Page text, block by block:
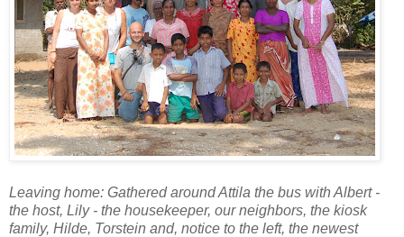
Leaving home: Gathered around Attila the bus with Albert -
the host, Lily - the housekeeper, our neighbors, the kiosk
family, Hilde, Torstein and, notice to the left, the newest